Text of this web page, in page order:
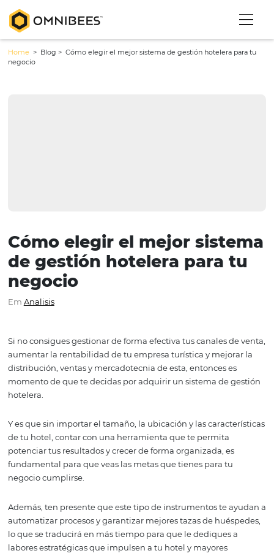
Home
Cómo elegir el mejor
de gestión hotelera para
EmAnalisis
Si no consigues gestionar de forma efectiva tus canales
distribución, ventas y mercadotecnia de esta, entonces
momento de que te decidas por adquirir un sistema de
hotelera.
de tu hotel, contar con una herramienta que te permita
potenciar tus resultados y crecer de forma organizada,
fundamental para que veas las metas que tienes para tu